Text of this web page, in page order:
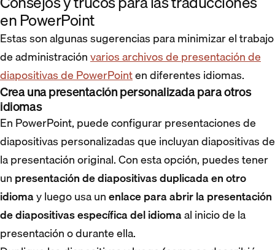
en PowerPoint
Estas son algunas sugerencias para minimizar el trabajo
de administraciónvarios archivos de presentación de
diapositivas de PowerPointen diferentes idiomas.
Crea una presentación personalizada para otros
idiomas
En PowerPoint, puede configurar presentaciones de
diapositivas personalizadas que incluyan diapositivas de
la presentación original. Con esta opción, puedes tener
un presentación de diapositivas duplicada en otro
idiomay luego usa unenlace para abrir la presentación
de diapositivas específica del idiomaal inicio de la
presentación o durante ella.